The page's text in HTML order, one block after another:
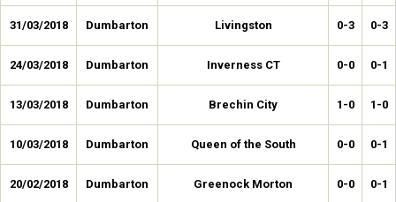
31/03/2018 Dumbarton Livingston 0-3 0-3
24/03/2018 Dumbarton Inverness CT 0-0 0-1
13/03/2018 Dumbarton Brechin City 1-0 1-0
10/03/2018 Dumbarton Queen of the South 0-0 0-1
20/02/2018 Dumbarton Greenock Morton 0-0 0-1